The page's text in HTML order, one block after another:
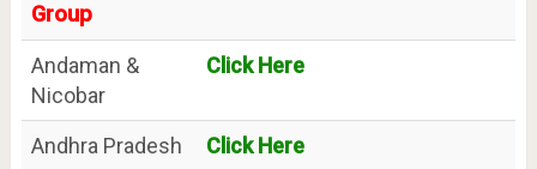
Group
Andaman &
Nicobar
Click Here
Andhra Pradesh
Click Here